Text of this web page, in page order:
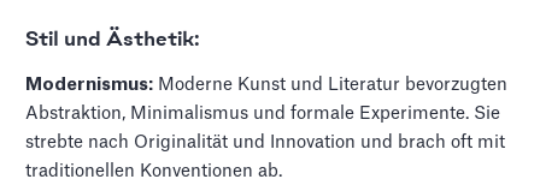
Stil und Ästhetik:
Modernismus: Moderne Kunst und Literatur bevorzugten
Abstraktion, Minimalismus und formale Experimente. Sie
strebte nach Originalität und Innovation und brach oft mit
traditionellen Konventionen ab.